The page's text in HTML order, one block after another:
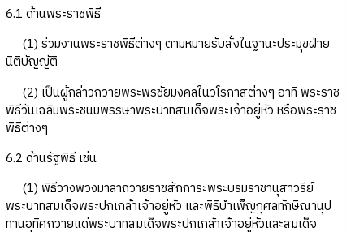
6.1 ด้านพระราชพิธี
(1) ร่วมงานพระราชพิธีต่างๆ ตามหมายรับสั่งในฐานะประมุขฝ่าย
นิติบัญญัติ
(2) เป็นผู้กล่าวถวายพระพรชัยมงคลในวโรกาสต่างๆ อาทิ พระราช
พิธีวันเฉลิมพระชนมพรรษาพระบาทสมเด็จพระเจ้าอยู่หัว หรือพระราช
พิธีต่างๆ
6.2 ด้านรัฐพิธี เช่น
(1) พิธีวางพวงมาลาถวายราชสักการะพระบรมราชานุสาวรีย์
พระบาทสมเด็จพระปกเกล้าเจ้าอยู่หัว และพิธีบำเพ็ญกุศลทักษิณานุป
ทานอุทิศถวายแด่พระบาทสมเด็จพระปกเกล้าเจ้าอยู่หัวและสมเด็จ